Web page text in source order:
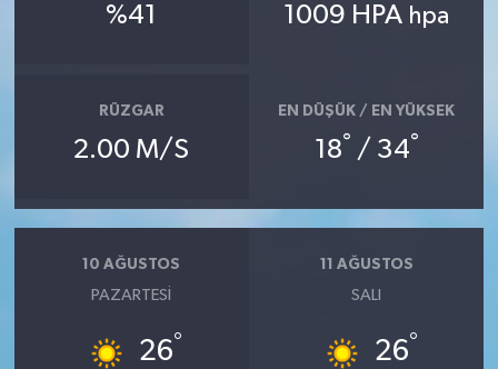
%41 1009 HPA hpa
RÜZGAR
2.00 M/S
EN DÜŞÜK / EN YÜKSEK
18° / 34°
10 AĞUSTOS
PAZARTESI
26°
11 AĞUSTOS
SALI
26°